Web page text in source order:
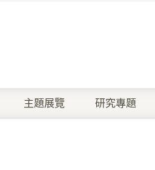
主題展覽 研究專題